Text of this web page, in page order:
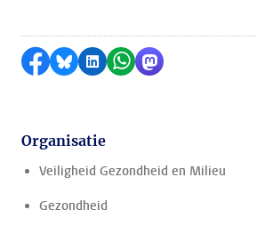
Delen op Facebook
Delen via Bluesky
Delen op LinkedIn
Delen via WhatsApp
Delen via
Organisatie
Veiligheid Gezondheid en Milieu
Gezondheid